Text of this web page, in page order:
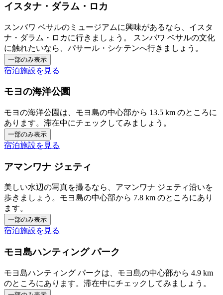
イスタナ・ダラム・ロカ
スンバワ ベサルのミュージアムに興味があるなら、イスタ
ナ・ダラム・ロカに行きましょう。 スンバワ ベサルの文化
に触れたいなら、パサール・シケテンへ行きましょう。
一部のみ表示
宿泊施設を見る
モヨの海洋公園
モヨの海洋公園は、モヨ島の中心部から 13.5 km のところに
あります。滞在中にチェックしてみましょう。
一部のみ表示
宿泊施設を見る
アマンワナ ジェティ
美しい水辺の写真を撮るなら、アマンワナ ジェティ沿いを
歩きましょう。モヨ島の中心部から 7.8 km のところにあり
ます。
一部のみ表示
宿泊施設を見る
モヨ島ハンティング パーク
モヨ島ハンティング パークは、モヨ島の中心部から 4.9 km
のところにあります。滞在中にチェックしてみましょう。